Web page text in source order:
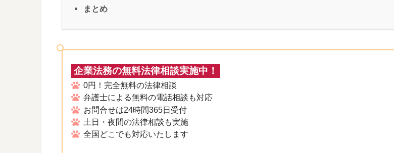
まとめ
企業法務の無料法律相談実施中！
0円！完全無料の法律相談
弁護士による無料の電話相談も対応
お問合せは24時間365日受付
土日・夜間の法律相談も実施
全国どこでも対応いたします